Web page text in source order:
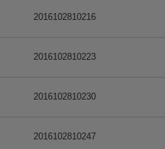
2016102810216
2016102810223
2016102810230
2016102810247